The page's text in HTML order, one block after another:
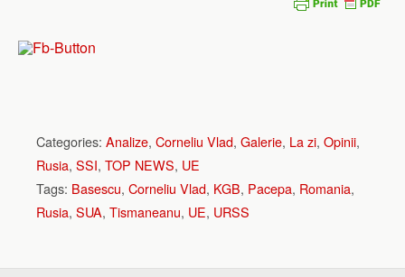
Categories: Analize, Corneliu Vlad, Galerie, La zi, Opinii,
Rusia, SSI, TOP NEWS, UE
Tags: Basescu, Corneliu Vlad, KGB, Pacepa, Romania,
Rusia, SUA, Tismaneanu, UE, URSS